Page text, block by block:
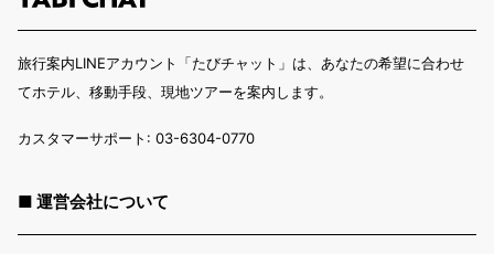
旅行案内LINEアカウント「たびチャット」は、あなたの希望に合わせ
てホテル、移動手段、現地ツアーを案内します。
カスタマーサポート: 03-6304-0770
■ 運営会社について